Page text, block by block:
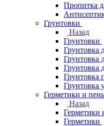
Пропитка
Грунтовки
Назад
Грунтовки
Грунтовка
Грунтовка
Грунтовка
Грунтовка
Грунтовка
Герметики и
Назад
Герметики
Герметики